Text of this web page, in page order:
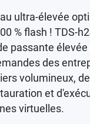
ultra-élevée
% flash ! TDS-
passante
des
volumineux, de
et
virtuelles.